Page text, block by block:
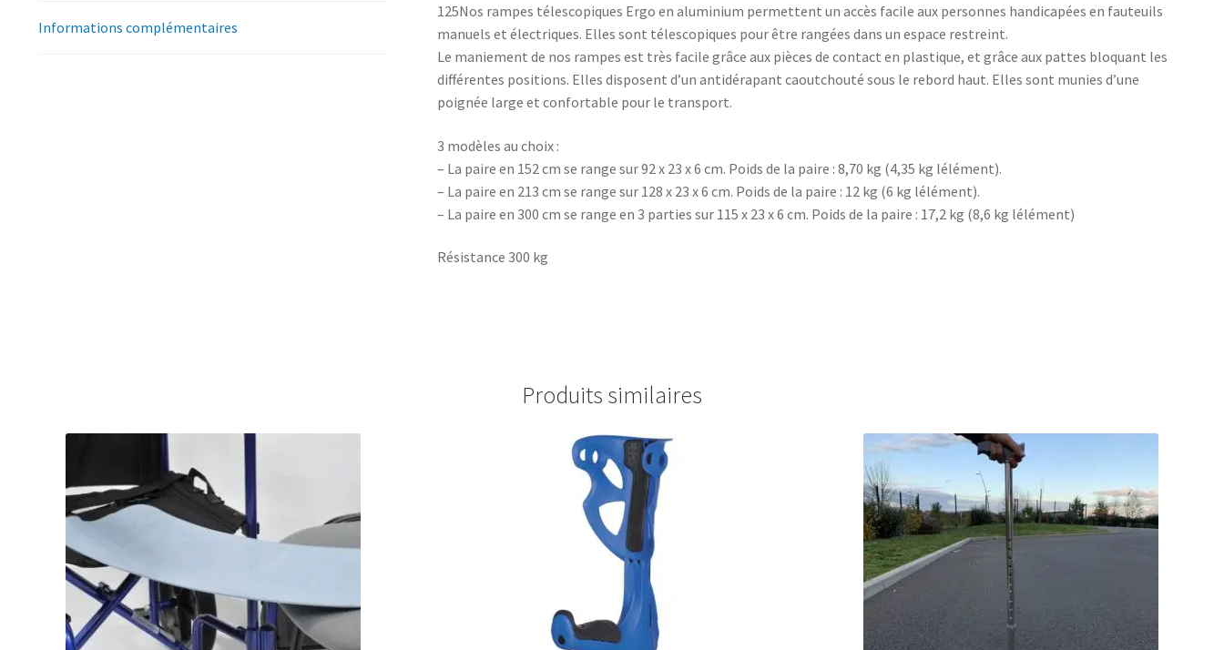
Informations complémentaires
125Nos rampes télescopiques Ergo en aluminium permettent un accès facile aux personnes handicapées en fauteuils
manuels et électriques. Elles sont télescopiques pour être rangées dans un espace restreint.
Le maniement de nos rampes est très facile grâce aux pièces de contact en plastique, et grâce aux pattes bloquant les
différentes positions. Elles disposent d’un antidérapant caoutchouté sous le rebord haut. Elles sont munies d’une
poignée large et confortable pour le transport.
3 modèles au choix :
– La paire en 152 cm se range sur 92 x 23 x 6 cm. Poids de la paire : 8,70 kg (4,35 kg lélément).
– La paire en 213 cm se range sur 128 x 23 x 6 cm. Poids de la paire : 12 kg (6 kg lélément).
– La paire en 300 cm se range en 3 parties sur 115 x 23 x 6 cm. Poids de la paire : 17,2 kg (8,6 kg lélément)
Résistance 300 kg
Produits similaires